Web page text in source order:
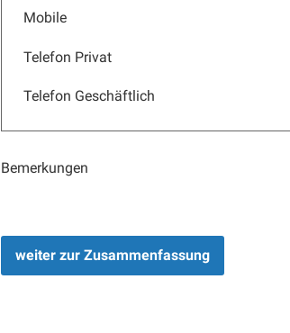
Mobile
Telefon Privat
Telefon Geschäftlich
Bemerkungen
weiter zur Zusammenfassung